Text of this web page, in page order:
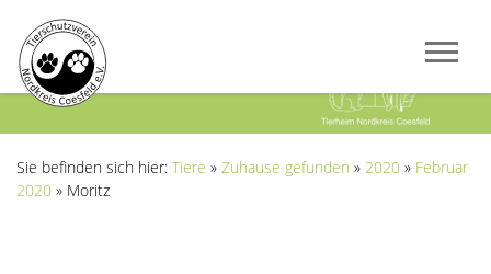
Sie befinden sich hier: Tiere » Zuhause gefunden » 2020 » Februar
2020 » Moritz